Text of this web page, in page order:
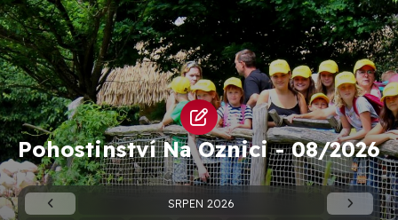
Pohostinství Na Oznici -08/2026
SRPEN 2026